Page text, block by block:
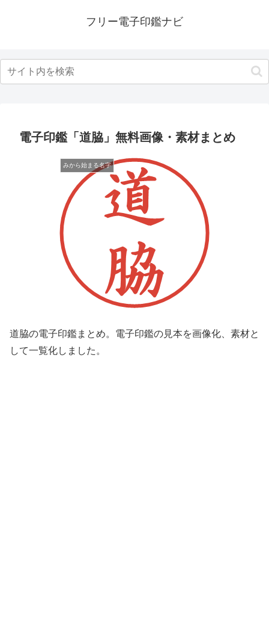
フリー電子印鑑ナビ
電子印鑑「道脇」無料画像・素材まとめ
みから始まる名字
道脇の電子印鑑まとめ。電子印鑑の見本を画像化、素材と
して一覧化しました。